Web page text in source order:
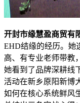
开封市缘慧盈商贸有
EHD结缘的经历。她
高、有专业老师带
她看到了品牌深耕线
活动在新乡原阳新博
如何在核心系统鲜风